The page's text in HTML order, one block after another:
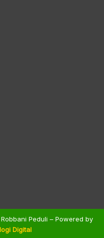
Peduli – Powered by
Digital